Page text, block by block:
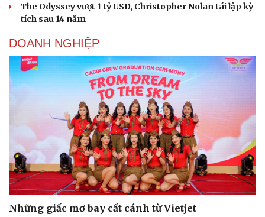
The Odyssey vượt 1 tỷ USD, Christopher Nolan tái lập kỳ
tích sau 14 năm
DOANH NGHIỆP
Những giấc mơ bay cất cánh từ Vietjet